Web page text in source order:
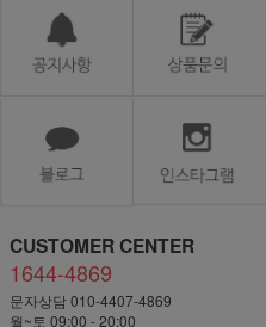
CUSTOMER CENTER
1644-4869
문자상담 010-4407-4869
월~토 09:00 - 20:00